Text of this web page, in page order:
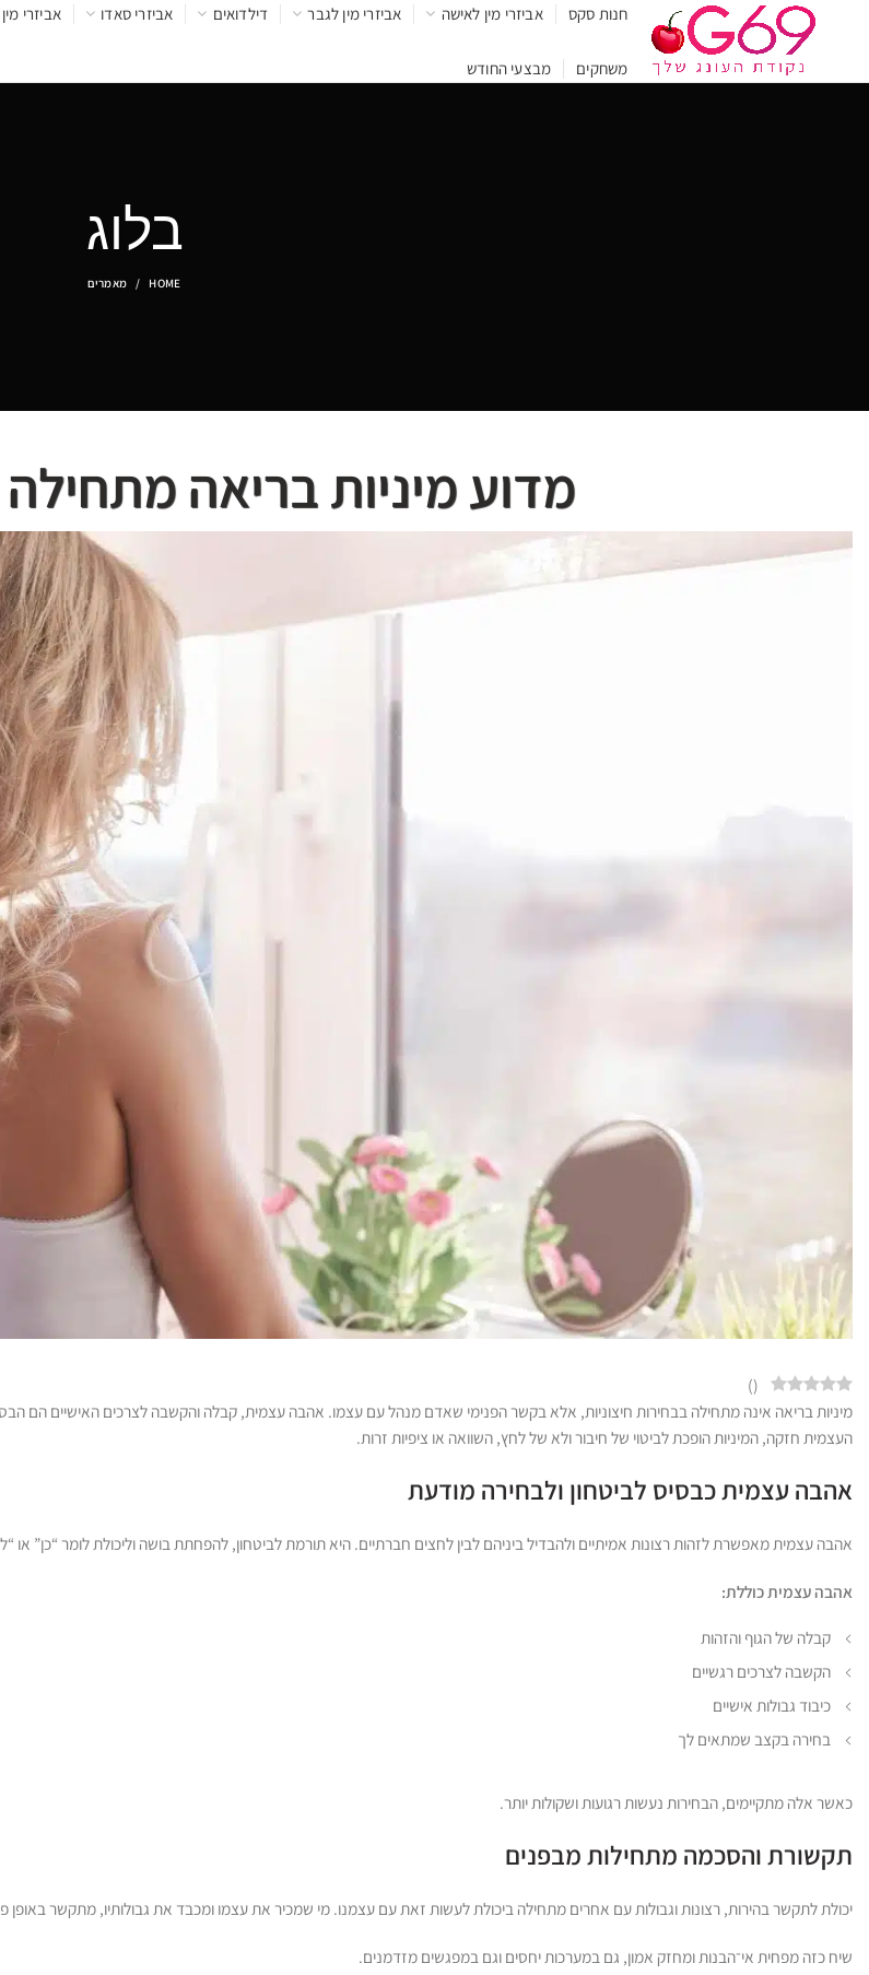
חנות סקס אביזרי מין לאישה אביזרי מין לגבר דילדואים אביזרי סאדו אביזרי
משחקים מבצעי החודש
בלוג
HOME מאמרים
מדוע מיניות בריאה
(
)
מיניות בריאה אינה מתחילה בבחירות חיצוניות, אלא בקשר הפנימי שאדם מנהל עם עצמו. אהבה עצמית, קבלה והקשבה לצרכים האישיים הם
העצמית חזקה, המיניות הופכת לביטוי של חיבור ולא של לחץ, השוואה או ציפיות זרות.
אהבה עצמית כבסיס לביטחון ולבחירה מודעת
אהבה עצמית מאפשרת לזהות רצונות אמיתיים ולהבדיל ביניהם לבין לחצים חברתיים. היא תורמת לביטחון, להפחתת בושה וליכולת לומר “כן” או
אהבה עצמית כוללת:
קבלה של הגוף והזהות
הקשבה לצרכים רגשיים
כיבוד גבולות אישיים
בחירה בקצב שמתאים לך
כאשר אלה מתקיימים, הבחירות נעשות רגועות ושקולות יותר.
תקשורת והסכמה מתחילות מבפנים
יכולת לתקשר בהירות, רצונות וגבולות עם אחרים מתחילה ביכולת לעשות זאת עם עצמנו. מי שמכיר את עצמו ומכבד את גבולותיו, מתקשר באופן
שיח כזה מפחית אי־הבנות ומחזק אמון, גם במערכות יחסים וגם במפגשים מזדמנים.